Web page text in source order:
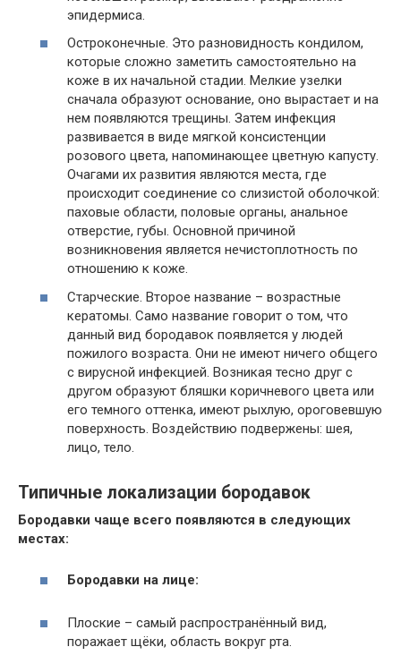
эпидермиса.
Остроконечные. Это разновидность кондилом,
которые сложно заметить самостоятельно на
коже в их начальной стадии. Мелкие узелки
сначала образуют основание, оно вырастает и на
нем появляются трещины. Затем инфекция
развивается в виде мягкой консистенции
розового цвета, напоминающее цветную капусту.
Очагами их развития являются места, где
происходит соединение со слизистой оболочкой:
паховые области, половые органы, анальное
отверстие, губы. Основной причиной
возникновения является нечистоплотность по
отношению к коже.
Старческие. Второе название – возрастные
кератомы. Само название говорит о том, что
данный вид бородавок появляется у людей
пожилого возраста. Они не имеют ничего общего
с вирусной инфекцией. Возникая тесно друг с
другом образуют бляшки коричневого цвета или
его темного оттенка, имеют рыхлую, ороговевшую
поверхность. Воздействию подвержены: шея,
лицо, тело.
Типичные локализации бородавок
Бородавки чаще всего появляются в следующих
местах:
Бородавки на лице:
Плоские – самый распространённый вид,
поражает щёки, область вокруг рта.